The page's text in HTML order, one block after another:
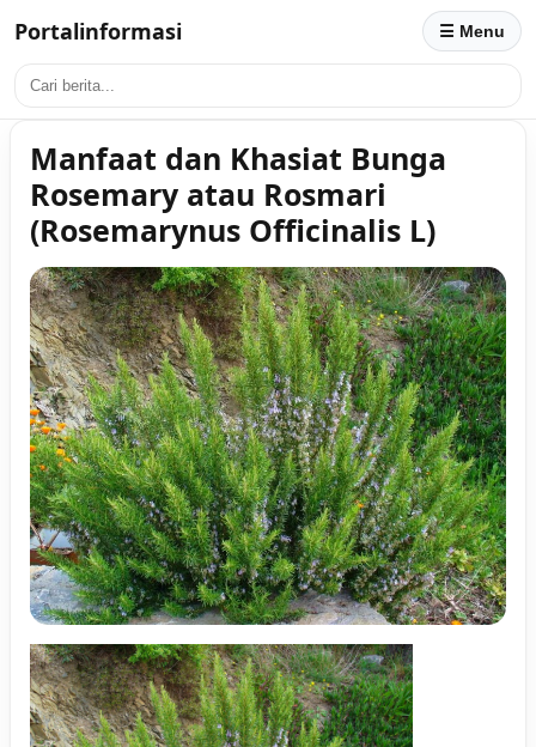
Portalinformasi ☰ Menu
Manfaat dan Khasiat Bunga
Rosemary atau Rosmari
(Rosemarynus Officinalis L)